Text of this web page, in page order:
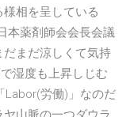
相を呈している
本薬剤師会会長会議
まだ涼しくて気持
湿度も上昇しじむ
Labor(労働)」なのだ